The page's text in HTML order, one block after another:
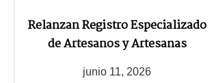
Relanzan Registro Especializado
de Artesanos y Artesanas
junio 11, 2026